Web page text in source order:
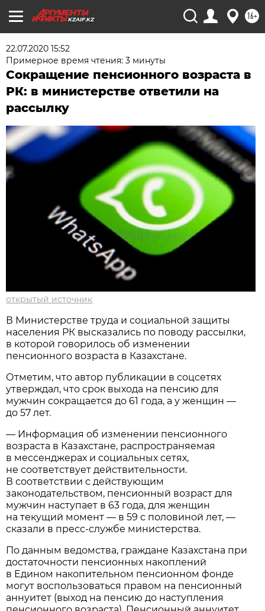
KZAIF.KZ 16+
22.07.2020 15:52
Примерное время чтения: 3 минуты
Сокращение пенсионного возраста в
РК: в министерстве ответили на
рассылку
открытый источник
В Министерстве труда и социальной защиты
населения РК высказались по поводу рассылки,
в которой говорилось об изменении
пенсионного возраста в Казахстане.
Отметим, что автор публикации в соцсетях
утверждал, что срок выхода на пенсию для
мужчин сокращается до 61 года, а у женщин —
до 57 лет.
— Информация об изменении пенсионного
возраста в Казахстане, распространяемая
в мессенджерах и социальных сетях,
не соответствует действительности.
В соответствии с действующим
законодательством, пенсионный возраст для
мужчин наступает в 63 года, для женщин
на текущий момент — в 59 с половиной лет, —
сказали в пресс-службе министерства.
По данным ведомства, граждане Казахстана при
достаточности пенсионных накоплений
в Едином накопительном пенсионном фонде
могут воспользоваться правом на пенсионный
аннуитет (выход на пенсию до наступления